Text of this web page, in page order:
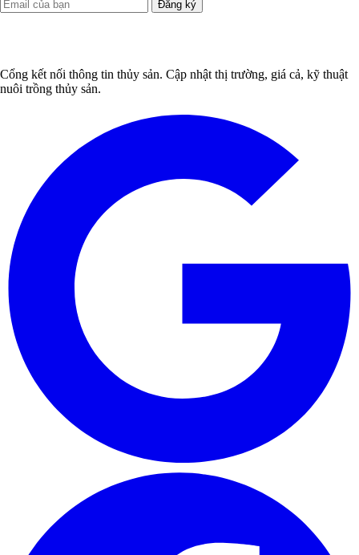
Đăng ký
Cổng kết nối thông tin thủy sản. Cập nhật thị trường, giá cả, kỹ thuật
nuôi trồng thủy sản.